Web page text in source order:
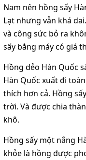
Nam nên hồng sấy
Lạt nhưng vẫn khá
và công sức bỏ ra
sấy bằng máy có giá
Hồng dẻo Hàn Quốc
Hàn Quốc xuất đi
thích hơn cả. Hồng
trời. Và được chia
khô.
Hồng sấy một nắng
khỏe là hồng được